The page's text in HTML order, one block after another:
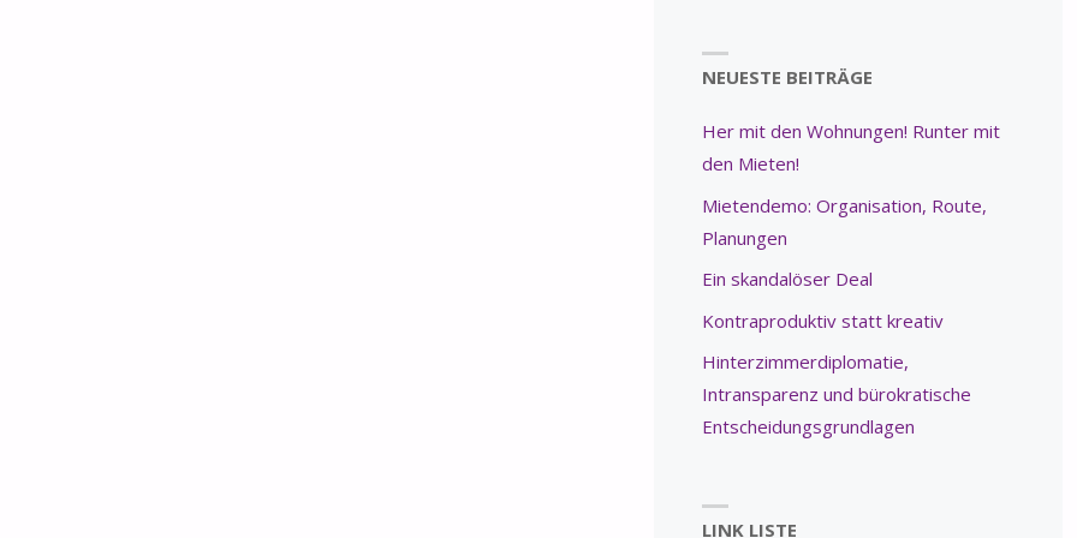
NEUESTE BEITRÄGE
Her mit den Wohnungen! Runter mit
den Mieten!
Mietendemo: Organisation, Route,
Planungen
Ein skandalöser Deal
Kontraproduktiv statt kreativ
Hinterzimmerdiplomatie,
Intransparenz und bürokratische
Entscheidungsgrundlagen
LINK LISTE